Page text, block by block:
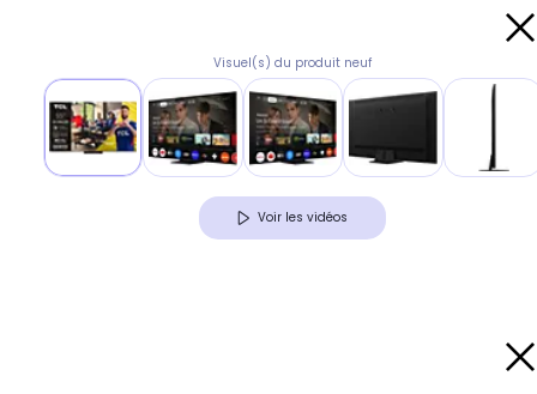
Visuel(s) du produit neuf
Voir les vidéos